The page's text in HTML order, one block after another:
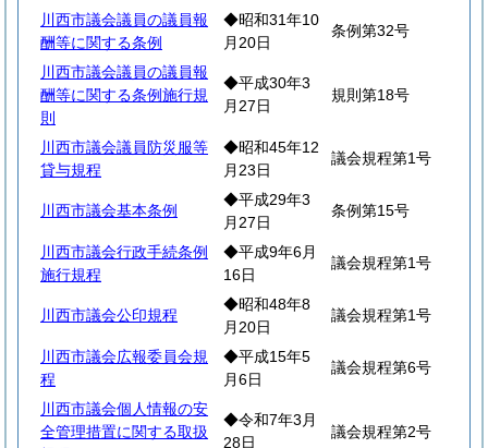
川西市議会議員の議員報
酬等に関する条例
◆昭和31年10
月20日
条例第32号
川西市議会議員の議員報
酬等に関する条例施行規
則
◆平成30年3
月27日
規則第18号
川西市議会議員防災服等
貸与規程
◆昭和45年12
月23日
議会規程第1号
川西市議会基本条例
◆平成29年3
月27日
条例第15号
川西市議会行政手続条例
施行規程
◆平成9年6月
16日
議会規程第1号
川西市議会公印規程
◆昭和48年8
月20日
議会規程第1号
川西市議会広報委員会規
程
◆平成15年5
月6日
議会規程第6号
川西市議会個人情報の安
全管理措置に関する取扱
◆令和7年3月
28日
議会規程第2号